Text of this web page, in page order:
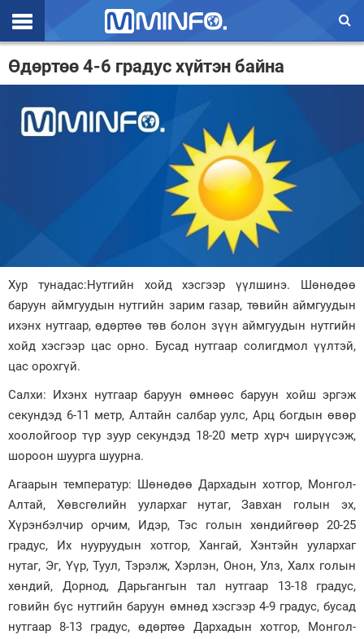
Эхлэл
Валют ханш
Нийгэм
Дэлхий
Зурхай
Өдөртөө 4-6 градус хүйтэн байна
Хур тунадас:Нутгийн хойд хэсгээр үүлшинэ. Шөнөдөө
баруун аймгуудын нутгийн зарим газар, төвийн аймгуудын
ихэнх нутгаар, өдөртөө төв болон зүүн аймгуудын нутгийн
хойд хэсгээр цас орно. Бусад нутгаар солигдмол үүлтэй,
цас орохгүй.
Салхи: Ихэнх нутгаар баруун өмнөөс баруун хойш эргэж
секундэд 6-11 метр, Алтайн салбар уулс, Арц богдын өвөр
хоолойгоор түр зуур секундэд 18-20 метр хүрч ширүүсэж,
шороон шуурга шуурна.
Агаарын температур: Шөнөдөө Дархадын хотгор, Монгол-
Алтай, Хөвсгөлийн уулархаг нутаг, Завхан голын эх,
Хүрэнбэлчир орчим, Идэр, Тэс голын хөндийгөөр 20-25
градус, Их нууруудын хотгор, Хангай, Хэнтэйн уулархаг
нутаг, Эг, Үүр, Туул, Тэрэлж, Хэрлэн, Онон, Улз, Халх голын
хөндий, Дорнод, Дарьгангын тал нутгаар 13-18 градус,
говийн бүс нутгийн баруун өмнөд хэсгээр 4-9 градус, бусад
нутгаар 8-13 градус, өдөртөө Дархадын хотгор, Монгол-